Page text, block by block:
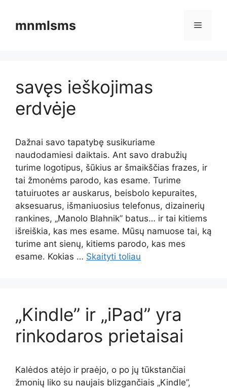
turiniomnmlsms Meniu
savęs ieškojimas
erdvėje
Dažnai savo tapatybę susikuriame
naudodamiesi daiktais. Ant savo drabužių
turime logotipus, šūkius ar šmaikščias frazes, ir
tai žmonėms parodo, kas esame. Turime
tatuiruotes ar auskarus, beisbolo kepuraites,
aksesuarus, išmaniuosius telefonus, dizainerių
rankines, „Manolo Blahnik” batus… ir tai kitiems
išreiškia, kas mes esame. Mūsų namuose tai, ką
turime ant sienų, kitiems parodo, kas mes
esame. Kokias … Skaityti toliau
„Kindle” ir „iPad” yra
rinkodaros prietaisai
Kalėdos atėjo ir praėjo, o po jų tūkstančiai
žmonių liko su naujais blizgančiais „Kindle”,